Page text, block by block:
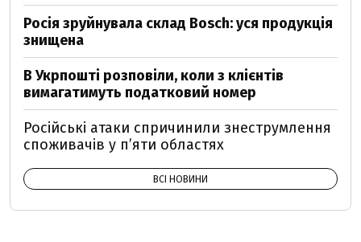
Росія зруйнувала склад Bosch: уся продукція
знищена
В Укрпошті розповіли, коли з клієнтів
вимагатимуть податковий номер
Російські атаки спричинили знеструмлення
споживачів у п’яти областях
ВСІ НОВИНИ